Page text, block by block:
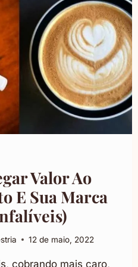
Valor Ao
E Sua Marca
12 de maio, 2022
cobrando mais caro,